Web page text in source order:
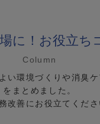
に！お役立ち
Column
い環境づくりや消臭
をまとめました。
改善にお役立てくださ